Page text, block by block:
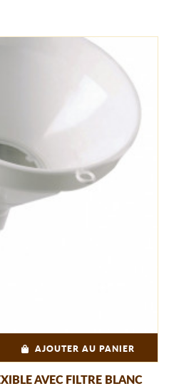
AJOUTER AU PANIER
AVEC FILTRE BLANC